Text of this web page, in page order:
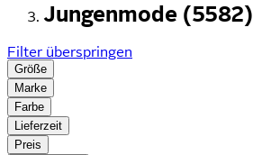
Jungenmode (5582)
Filter überspringen
Größe
Marke
Farbe
Lieferzeit
Preis